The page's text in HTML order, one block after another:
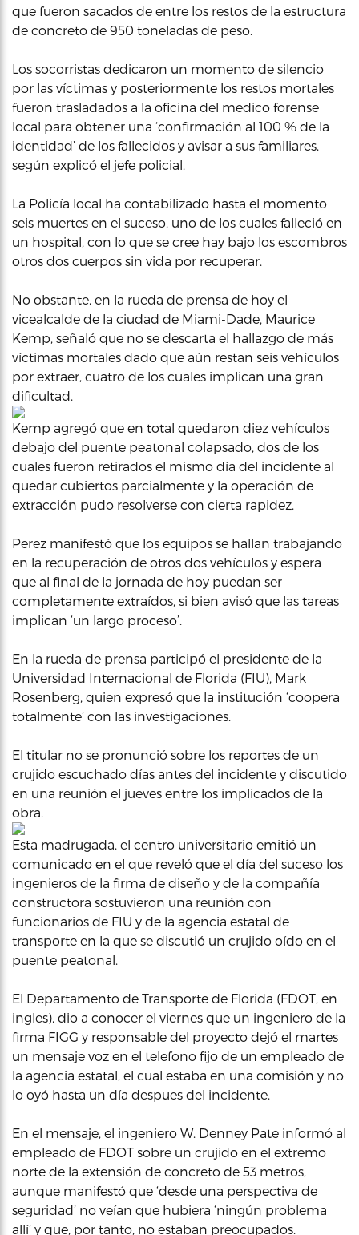
que fueron sacados de entre los restos de la estructura
de concreto de 950 toneladas de peso.
Los socorristas dedicaron un momento de silencio
por las víctimas y posteriormente los restos mortales
fueron trasladados a la oficina del medico forense
local para obtener una ‘confirmación al 100 % de la
identidad’ de los fallecidos y avisar a sus familiares,
según explicó el jefe policial.
La Policía local ha contabilizado hasta el momento
seis muertes en el suceso, uno de los cuales falleció en
un hospital, con lo que se cree hay bajo los escombros
otros dos cuerpos sin vida por recuperar.
No obstante, en la rueda de prensa de hoy el
vicealcalde de la ciudad de Miami-Dade, Maurice
Kemp, señaló que no se descarta el hallazgo de más
víctimas mortales dado que aún restan seis vehículos
por extraer, cuatro de los cuales implican una gran
dificultad.
Kemp agregó que en total quedaron diez vehículos
debajo del puente peatonal colapsado, dos de los
cuales fueron retirados el mismo día del incidente al
quedar cubiertos parcialmente y la operación de
extracción pudo resolverse con cierta rapidez.
Perez manifestó que los equipos se hallan trabajando
en la recuperación de otros dos vehículos y espera
que al final de la jornada de hoy puedan ser
completamente extraídos, si bien avisó que las tareas
implican ‘un largo proceso’.
En la rueda de prensa participó el presidente de la
Universidad Internacional de Florida (FIU), Mark
Rosenberg, quien expresó que la institución ‘coopera
totalmente’ con las investigaciones.
El titular no se pronunció sobre los reportes de un
crujido escuchado días antes del incidente y discutido
en una reunión el jueves entre los implicados de la
obra.
Esta madrugada, el centro universitario emitió un
comunicado en el que reveló que el día del suceso los
ingenieros de la firma de diseño y de la compañía
constructora sostuvieron una reunión con
funcionarios de FIU y de la agencia estatal de
transporte en la que se discutió un crujido oído en el
puente peatonal.
El Departamento de Transporte de Florida (FDOT, en
ingles), dio a conocer el viernes que un ingeniero de la
firma FIGG y responsable del proyecto dejó el martes
un mensaje voz en el telefono fijo de un empleado de
la agencia estatal, el cual estaba en una comisión y no
lo oyó hasta un día despues del incidente.
En el mensaje, el ingeniero W. Denney Pate informó al
empleado de FDOT sobre un crujido en el extremo
norte de la extensión de concreto de 53 metros,
aunque manifestó que ‘desde una perspectiva de
seguridad’ no veían que hubiera ‘ningún problema
allí’ y que, por tanto, no estaban preocupados.